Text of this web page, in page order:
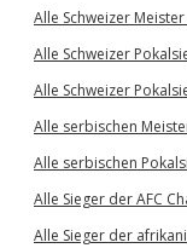
Alle Schweizer
Alle Schweizer
Alle Schweizer
Alle serbischen
Alle serbischen
Alle Sieger der AFC
Alle Sieger der